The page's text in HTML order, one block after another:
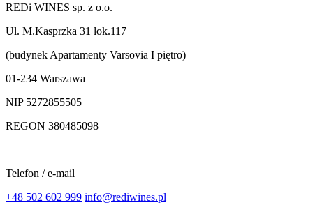
REDi WINES sp. z o.o.
Ul. M.Kasprzka 31 lok.117
(budynek Apartamenty Varsovia I piętro)
01-234 Warszawa
NIP 5272855505
REGON 380485098
Telefon / e-mail
+48 502 602 999 info@rediwines.pl